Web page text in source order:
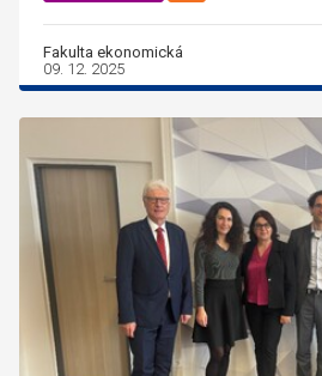
Fakulta ekonomická
09. 12. 2025